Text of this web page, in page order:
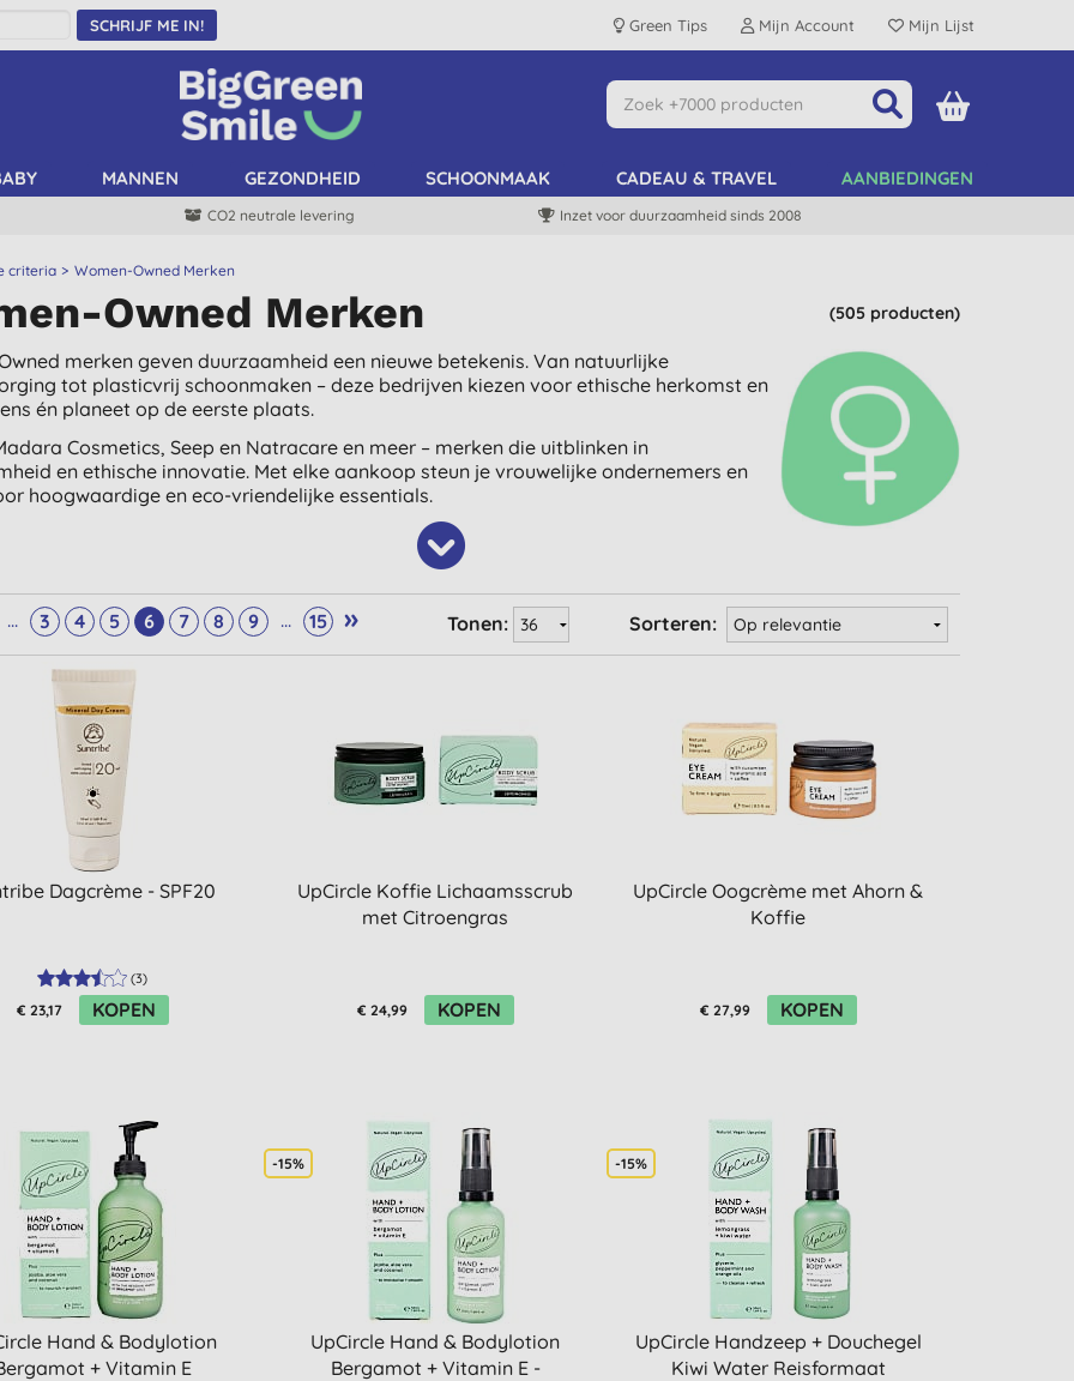
SCHRIJF ME IN! Green Tips Mijn Account Mijn Lijst
MANNEN GEZONDHEID SCHOONMAAK CADEAU & TRAVEL AANBIEDINGEN
CO2 neutrale levering Inzet voor duurzaamheid sinds 2008
criteria Women-Owned Merken
(505 producten)
Owned Merken
merken geven duurzaamheid een nieuwe betekenis. Van natuurlijke
tot plasticvrij schoonmaken – deze bedrijven kiezen voor ethische herkomst en
én planeet op de eerste plaats.
Cosmetics, Seep en Natracare en meer – merken die uitblinken in
en ethische innovatie. Met elke aankoop steun je vrouwelijke ondernemers en
hoogwaardige en eco-vriendelijke essentials.
... 3 4 5 6 7 8 9 ... 15 » Sorteren:
Tonen:
Dagcrème - SPF20
(3)
€ 23,17 KOPEN
UpCircle Koffie Lichaamsscrub
met Citroengras
€ 24,99 KOPEN
UpCircle Oogcrème met Ahorn &
Koffie
€ 27,99 KOPEN
Hand & Bodylotion
+ Vitamin E
-15%
UpCircle Hand & Bodylotion
Bergamot + Vitamin E -
-15%
UpCircle Handzeep + Douchegel
Kiwi Water Reisformaat